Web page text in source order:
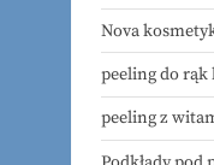
Nova
peeling do
peeling z